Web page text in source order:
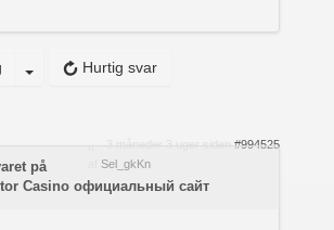
Hurtig svar
3 måneder 3 uger siden
#994525
Sel_gkKn
på
Casino официальный сайт